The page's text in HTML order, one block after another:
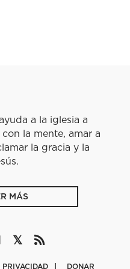
a la iglesia a
la mente, amar a
la gracia y la
MÁS
DONAR